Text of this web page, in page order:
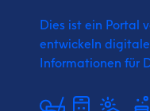
Dies ist ein Portal
entwickeln digitale
Informationen für